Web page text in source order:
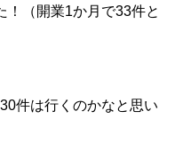
！（開業1か月で33件と
件は行くのかなと思い